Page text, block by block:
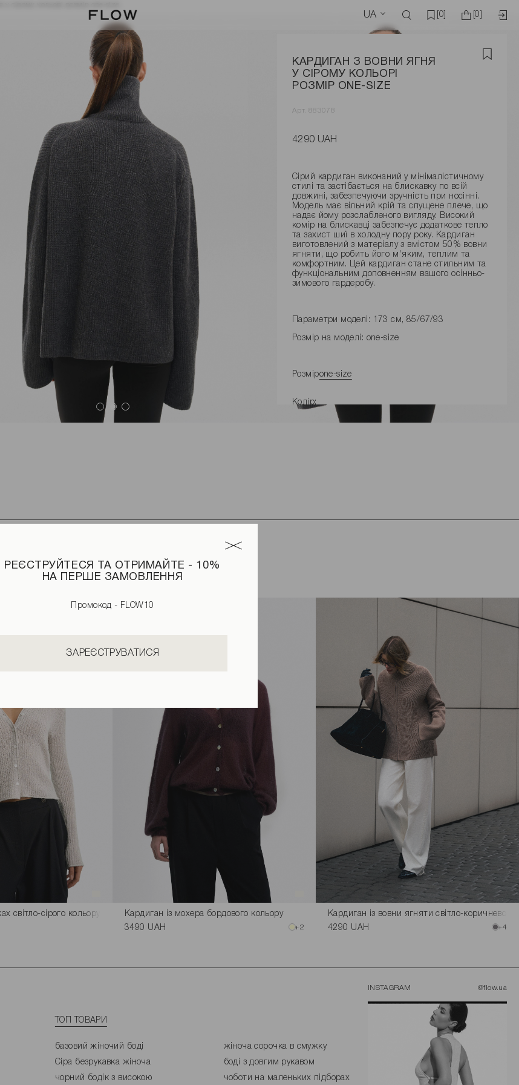
РЕЄСТРУЙТЕСЯ ТА ОТРИМАЙТЕ - 10%
НА ПЕРШЕ ЗАМОВЛЕННЯ
Промокод - FLOW10
ЗАРЕЄСТРУВАТИСЯ
UA [0] [0]
КАРДИГАН З ВОВНИ ЯГНЯ
У СІРОМУ КОЛЬОРІ
РОЗМІР ONE-SIZE
Арт. 883078
4290 UAH
Сірий кардиган виконаний у мінімалістичному
стилі та застібається на блискавку по всій
довжині, забезпечуючи зручність при носінні.
Модель має вільний крій та спущене плече, що
надає йому розслабленого вигляду. Високий
комір на блискавці забезпечує додаткове тепло
та захист шиї в холодну пору року. Кардиган
виготовлений з матеріалу з вмістом 50% вовни
ягняти, що робить його м'яким, теплим та
комфортним. Цей кардиган стане стильним та
функціональним доповненням вашого осінньо-
зимового гардеробу.
Параметри моделі: 173 см, 85/67/93
Розмір на моделі: one-size
Розмірone-size
Колір:
Наявність у магазинах
світло-сірого кольору
Кардиган із мохера бордового кольору
3490 UAH
+2
Кардиган із вовни ягняти світло-коричневого
4290 UAH
+4
ТОП ТОВАРИ
базовий жіночий боді
жіноча сорочка в смужку
Сіра безрукавка жіноча
боді з довгим рукавом
чорний бодік з високою
чоботи на маленьких підборах
INSTAGRAM @flow.ua